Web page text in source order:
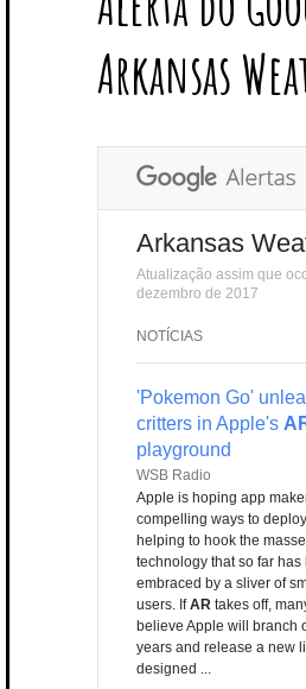
E
R
B
O
O
K
L
E
P
L
U
E
R
S
E
D
I
N
Arkansas
Arkansas
Atualização assim que
dezembro de 2017
NOTÍCIAS
'Pokemon Go'
critters in Apple's
playground
WSB Radio
Apple is hoping app
compelling ways to
helping to hook the
technology that so far has
embraced by a sliver of
users. IfAR takes off,
believe Apple will branch
years and release a new
designed ...